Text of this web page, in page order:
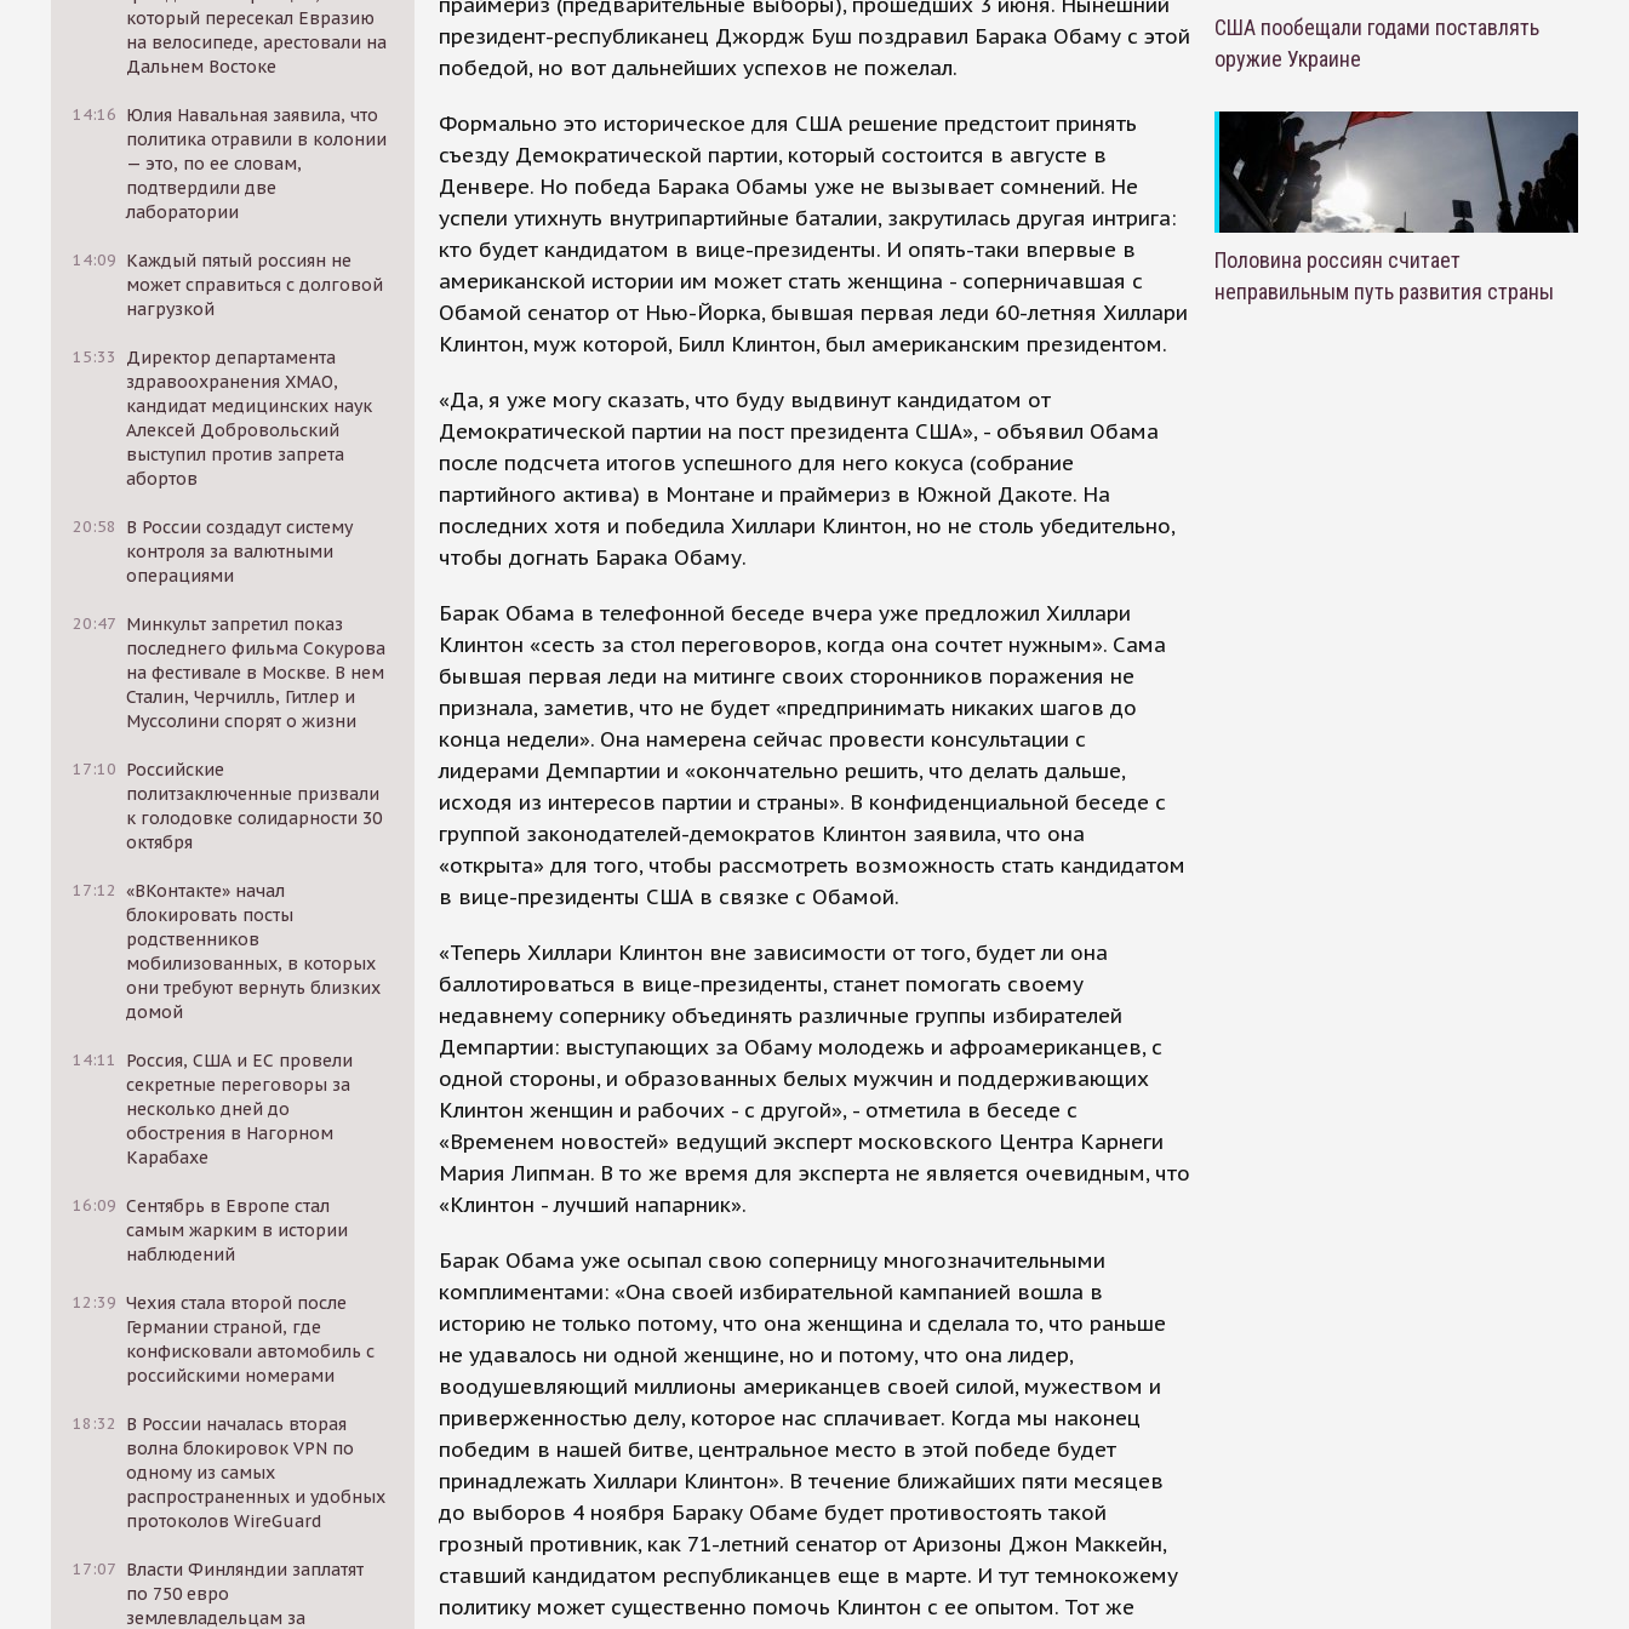
который пересекал Евразию
на велосипеде, арестовали на
Дальнем Востоке
14:16 Юлия Навальная заявила, что
политика отравили в колонии
— это, по ее словам,
подтвердили две
лаборатории
14:09 Каждый пятый россиян не
может справиться с долговой
нагрузкой
15:33
Директор департамента
здравоохранения ХМАО,
кандидат медицинских наук
Алексей Добровольский
выступил против запрета
абортов
20:58
В России создадут систему
контроля за валютными
операциями
20:47 Минкульт запретил показ
последнего фильма Сокурова
на фестивале в Москве. В нем
Сталин, Черчилль, Гитлер и
Муссолини спорят о жизни
17:10 Российские
политзаключенные призвали
к голодовке солидарности 30
октября
17:12 «ВКонтакте» начал
блокировать посты
родственников
мобилизованных, в которых
они требуют вернуть близких
домой
14:11
Россия, США и ЕС провели
секретные переговоры за
несколько дней до
обострения в Нагорном
Карабахе
16:09 Сентябрь в Европе стал
самым жарким в истории
наблюдений
12:39 Чехия стала второй после
Германии страной, где
конфисковали автомобиль с
российскими номерами
18:32
В России началась вторая
волна блокировок VPN по
одному из самых
распространенных и удобных
протоколов WireGuard
17:07 Власти Финляндии заплатят
по 750 евро
землевладельцам за
президент-республиканец Джордж Буш поздравил Барака Обаму с этой
победой, но вот дальнейших успехов не пожелал.
Формально это историческое для США решение предстоит принять
съезду Демократической партии, который состоится в августе в
Денвере. Но победа Барака Обамы уже не вызывает сомнений. Не
успели утихнуть внутрипартийные баталии, закрутилась другая интрига:
кто будет кандидатом в вице-президенты. И опять-таки впервые в
американской истории им может стать женщина - соперничавшая с
Обамой сенатор от Нью-Йорка, бывшая первая леди 60-летняя Хиллари
Клинтон, муж которой, Билл Клинтон, был американским президентом.
«Да, я уже могу сказать, что буду выдвинут кандидатом от
Демократической партии на пост президента США», - объявил Обама
после подсчета итогов успешного для него кокуса (собрание
партийного актива) в Монтане и праймериз в Южной Дакоте. На
последних хотя и победила Хиллари Клинтон, но не столь убедительно,
чтобы догнать Барака Обаму.
Барак Обама в телефонной беседе вчера уже предложил Хиллари
Клинтон «сесть за стол переговоров, когда она сочтет нужным». Сама
бывшая первая леди на митинге своих сторонников поражения не
признала, заметив, что не будет «предпринимать никаких шагов до
конца недели». Она намерена сейчас провести консультации с
лидерами Демпартии и «окончательно решить, что делать дальше,
исходя из интересов партии и страны». В конфиденциальной беседе с
группой законодателей-демократов Клинтон заявила, что она
«открыта» для того, чтобы рассмотреть возможность стать кандидатом
в вице-президенты США в связке с Обамой.
«Теперь Хиллари Клинтон вне зависимости от того, будет ли она
баллотироваться в вице-президенты, станет помогать своему
недавнему сопернику объединять различные группы избирателей
Демпартии: выступающих за Обаму молодежь и афроамериканцев, с
одной стороны, и образованных белых мужчин и поддерживающих
Клинтон женщин и рабочих - с другой», - отметила в беседе с
«Временем новостей» ведущий эксперт московского Центра Карнеги
Мария Липман. В то же время для эксперта не является очевидным, что
«Клинтон - лучший напарник».
Барак Обама уже осыпал свою соперницу многозначительными
комплиментами: «Она своей избирательной кампанией вошла в
историю не только потому, что она женщина и сделала то, что раньше
не удавалось ни одной женщине, но и потому, что она лидер,
воодушевляющий миллионы американцев своей силой, мужеством и
приверженностью делу, которое нас сплачивает. Когда мы наконец
победим в нашей битве, центральное место в этой победе будет
принадлежать Хиллари Клинтон». В течение ближайших пяти месяцев
до выборов 4 ноября Бараку Обаме будет противостоять такой
грозный противник, как 71-летний сенатор от Аризоны Джон Маккейн,
ставший кандидатом республиканцев еще в марте. И тут темнокожему
политику может существенно помочь Клинтон с ее опытом. Тот же
США пообещали годами поставлять
оружие Украине
Половина россиян считает
неправильным путь развития страны